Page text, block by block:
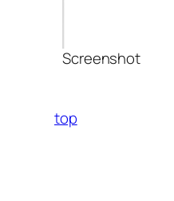
Screenshot
top